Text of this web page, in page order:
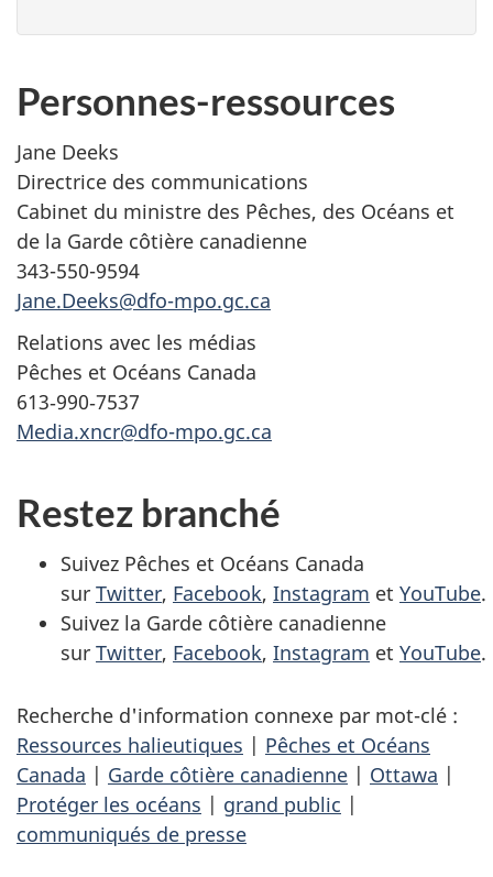
Personnes-ressources
Jane Deeks
Directrice des communications
Cabinet du ministre des Pêches, des Océans et
de la Garde côtière canadienne
343-550-9594
Jane.Deeks@dfo-mpo.gc.ca
Relations avec les médias
Pêches et Océans Canada
613‑990‑7537
Media.xncr@dfo-mpo.gc.ca
Restez branché
Suivez Pêches et Océans Canada
sur Twitter, Facebook, Instagram et YouTube.
Suivez la Garde côtière canadienne
sur Twitter, Facebook, Instagram et YouTube.
Recherche d'information connexe par mot-clé :
Ressources halieutiques | Pêches et Océans
Canada | Garde côtière canadienne | Ottawa |
Protéger les océans | grand public |
communiqués de presse